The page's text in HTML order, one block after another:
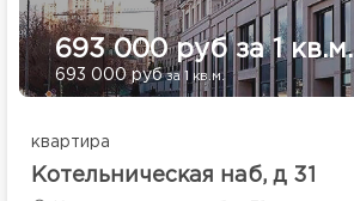
693 000 руб за 1 кв.м.
693 000 рубза 1 кв.м.
квартира
Котельническая наб, д 31